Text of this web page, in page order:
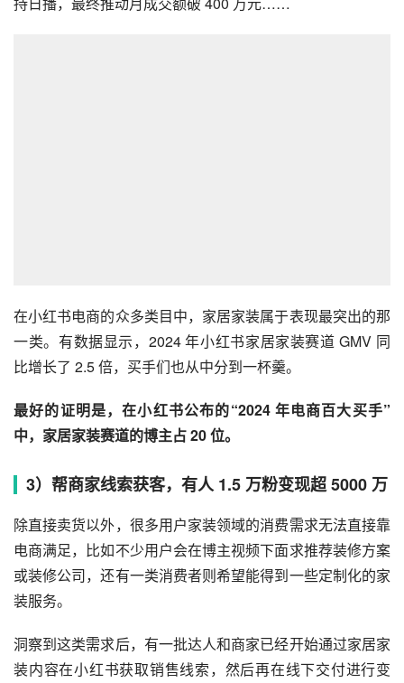
在小红书电商的众多类目中，家居家装属于表现最突出的那
一类。有数据显示，2024 年小红书家居家装赛道 GMV 同
比增长了 2.5 倍，买手们也从中分到一杯羹。
最好的证明是，在小红书公布的“2024 年电商百大买手”
中，家居家装赛道的博主占 20 位。
3）帮商家线索获客，有人 1.5 万粉变现超 5000 万
除直接卖货以外，很多用户家装领域的消费需求无法直接靠
电商满足，比如不少用户会在博主视频下面求推荐装修方案
或装修公司，还有一类消费者则希望能得到一些定制化的家
装服务。
洞察到这类需求后，有一批达人和商家已经开始通过家居家
装内容在小红书获取销售线索，然后再在线下交付进行变